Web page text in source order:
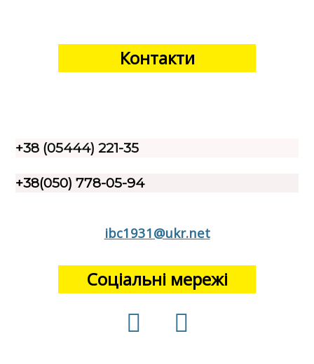
Контакти
+38 (05444) 221-35
+38(050) 778-05-94
ibc1931@ukr.net
Соціальні мережі